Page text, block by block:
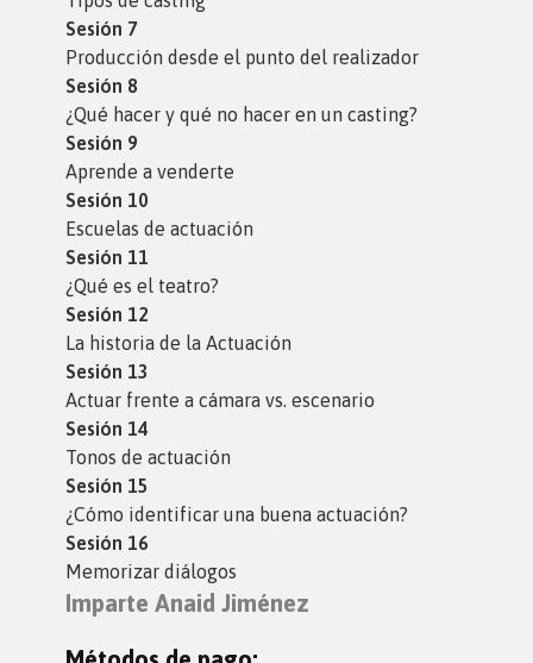
Sesión 7
Producción desde el punto del realizador
Sesión 8
¿Qué hacer y qué no hacer en un casting?
Sesión 9
Aprende a venderte
Sesión 10
Escuelas de actuación
Sesión 11
¿Qué es el teatro?
Sesión 12
La historia de la Actuación
Sesión 13
Actuar frente a cámara vs. escenario
Sesión 14
Tonos de actuación
Sesión 15
¿Cómo identificar una buena actuación?
Sesión 16
Memorizar diálogos
Imparte Anaid Jiménez